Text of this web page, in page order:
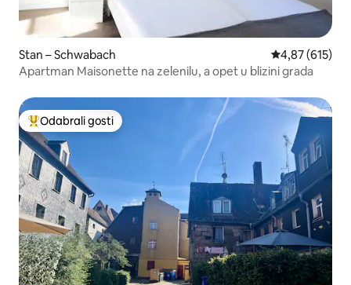
Stan – Schwabach Prosječna
4,87 (615)
Apartman Maisonette na zelenilu, a opet u blizini grada
Među najviše rangiranima s oznakom „Odabrali gosti”
Odabrali gosti